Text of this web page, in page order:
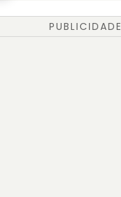
PUBLICIDADE